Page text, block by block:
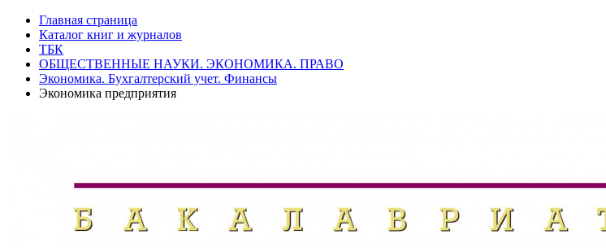
Главная страница
Каталог книг и журналов
ТБК
ОБЩЕСТВЕННЫЕ НАУКИ. ЭКОНОМИКА. ПРАВО
Экономика. Бухгалтерский учет. Финансы
Экономика предприятия